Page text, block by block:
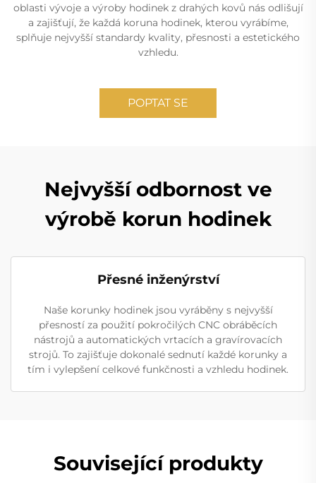
oblasti vývoje a výroby hodinek z drahých kovů nás odlišují
a zajišťují, že každá koruna hodinek, kterou vyrábíme,
splňuje nejvyšší standardy kvality, přesnosti a estetického
vzhledu.
POPTAT SE
Nejvyšší odbornost ve
výrobě korun hodinek
Přesné inženýrství
Naše korunky hodinek jsou vyráběny s nejvyšší
přesností za použití pokročilých CNC obráběcích
nástrojů a automatických vrtacích a gravírovacích
strojů. To zajišťuje dokonalé sednutí každé korunky a
tím i vylepšení celkové funkčnosti a vzhledu hodinek.
Související produkty